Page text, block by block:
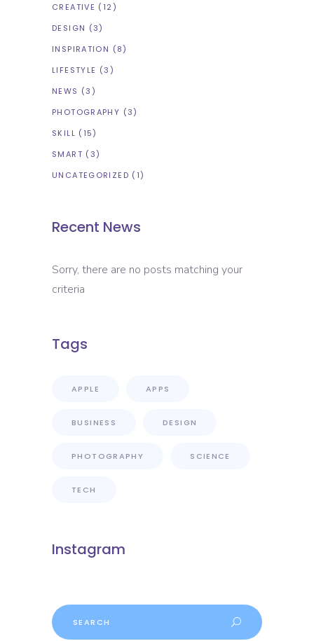
CREATIVE (12)
DESIGN (3)
INSPIRATION (8)
LIFESTYLE (3)
NEWS (3)
PHOTOGRAPHY (3)
SKILL (15)
SMART (3)
UNCATEGORIZED (1)
Recent News
Sorry, there are no posts matching your
criteria
Tags
APPLE APPS
BUSINESS DESIGN
PHOTOGRAPHY SCIENCE
TECH
Instagram